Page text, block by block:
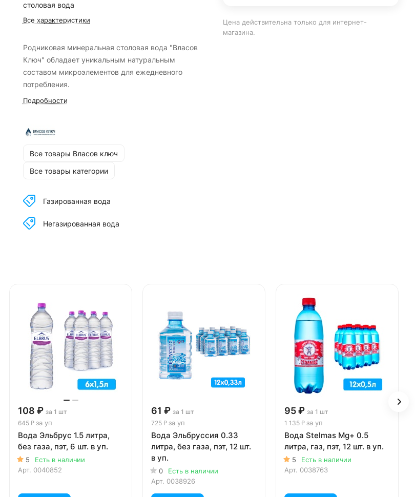
столовая вода
Все характеристики
Родниковая минеральная столовая вода "Власов
Ключ" обладает уникальным натуральным
составом микроэлементов для ежедневного
потребления.
Подробности
Все товары Власов ключ
Все товары категории
Газированная вода
Негазированная вода
Цена действительна только для интернет-
магазина.
108 ₽ за 1 шт
645 ₽ за уп
Вода Эльбрус 1.5 литра,
без газа, пэт, 6 шт. в уп.
5
Есть в наличии
Арт. 0040852
61 ₽ за 1 шт
725 ₽ за уп
Вода Эльбруссия 0.33
литра, без газа, пэт, 12 шт.
в уп.
0
Есть в наличии
Арт. 0038926
95 ₽ за 1 шт
1 135 ₽ за уп
Вода Stelmas Mg+ 0.5
литра, газ, пэт, 12 шт. в уп.
5
Есть в наличии
Арт. 0038763